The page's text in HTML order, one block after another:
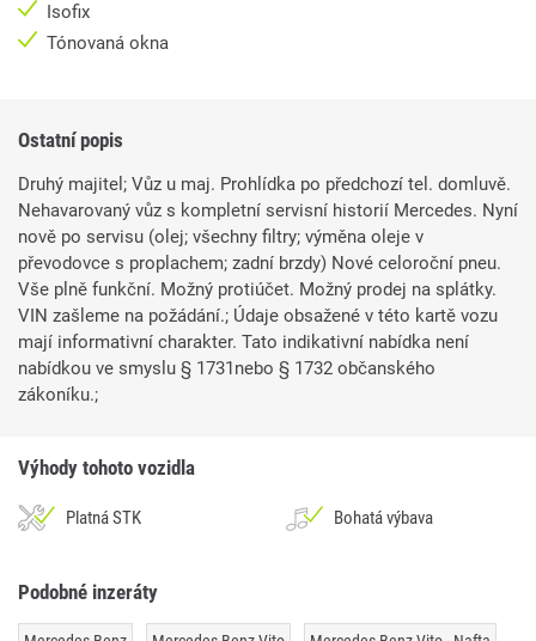
Isofix
Tónovaná okna
Ostatní popis
Druhý majitel; Vůz u maj. Prohlídka po předchozí tel. domluvě.
Nehavarovaný vůz s kompletní servisní historií Mercedes. Nyní
nově po servisu (olej; všechny filtry; výměna oleje v
převodovce s proplachem; zadní brzdy) Nové celoroční pneu.
Vše plně funkční. Možný protiúčet. Možný prodej na splátky.
VIN zašleme na požádání.; Údaje obsažené v této kartě vozu
mají informativní charakter. Tato indikativní nabídka není
nabídkou ve smyslu § 1731nebo § 1732 občanského
zákoníku.;
Výhody tohoto vozidla
Platná STK Bohatá výbava
Podobné inzeráty